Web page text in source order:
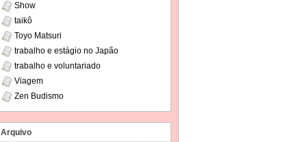
Show
taikô
Toyo Matsuri
trabalho e estágio no Japão
trabalho e voluntariado
Viagem
Zen Budismo
Arquivo